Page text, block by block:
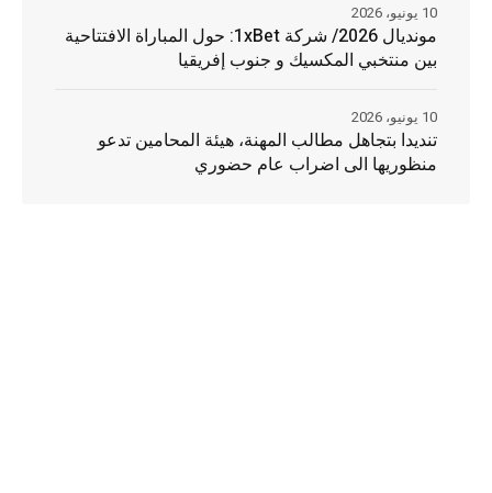
مونديال 2026/ شركة 1xBet: حول المباراة الافتتاحية
بين منتخبي المكسيك و جنوب إفريقيا
10 يونيو، 2026
تنديدا بتجاهل مطالب المهنة، هيئة المحامين تدعو
منظوريها الى اضراب عام حضوري
10 يونيو، 2026